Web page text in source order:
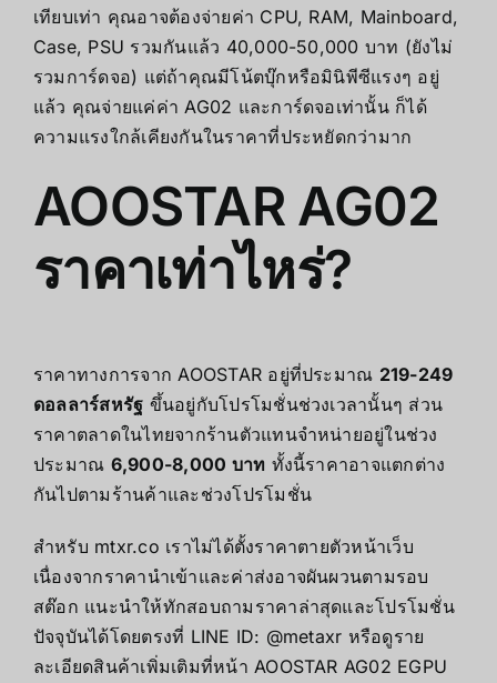
เทียบเท่า คุณอาจต้องจ่ายค่า CPU, RAM, Mainboard,
Case, PSU รวมกันแล้ว 40,000-50,000 บาท (ยังไม่
รวมการ์ดจอ) แต่ถ้าคุณมีโน้ตบุ๊กหรือมินิพีซีแรงๆ อยู่
แล้ว คุณจ่ายแค่ค่า AG02 และการ์ดจอเท่านั้น ก็ได้
ความแรงใกล้เคียงกันในราคาที่ประหยัดกว่ามาก
AOOSTAR AG02
ราคาเท่าไหร่?
ราคาทางการจาก AOOSTAR อยู่ที่ประมาณ 219-249
ดอลลาร์สหรัฐ ขึ้นอยู่กับโปรโมชั่นช่วงเวลานั้นๆ ส่วน
ราคาตลาดในไทยจากร้านตัวแทนจำหน่ายอยู่ในช่วง
ประมาณ 6,900-8,000 บาท ทั้งนี้ราคาอาจแตกต่าง
กันไปตามร้านค้าและช่วงโปรโมชั่น
สำหรับ mtxr.co เราไม่ได้ตั้งราคาตายตัวหน้าเว็บ
เนื่องจากราคานำเข้าและค่าส่งอาจผันผวนตามรอบ
สต๊อก แนะนำให้ทักสอบถามราคาล่าสุดและโปรโมชั่น
ปัจจุบันได้โดยตรงที่ LINE ID: @metaxr หรือดูราย
ละเอียดสินค้าเพิ่มเติมที่หน้า AOOSTAR AG02 EGPU